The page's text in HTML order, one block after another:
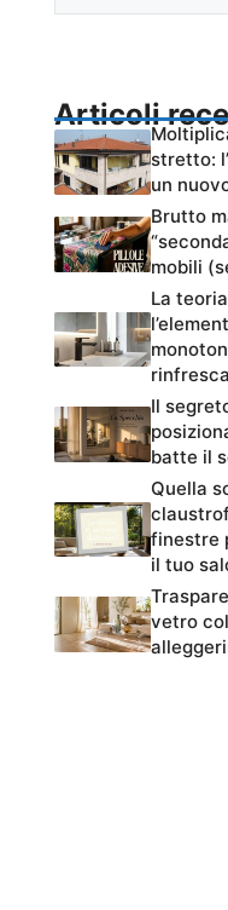
Articoli
stretto:
un
Brutto
mobili
La
Il
batte il
Quella
finestre
il tuo
vetro